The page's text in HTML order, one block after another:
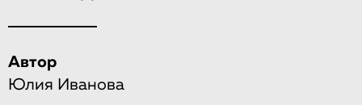
Автор
Юлия Иванова